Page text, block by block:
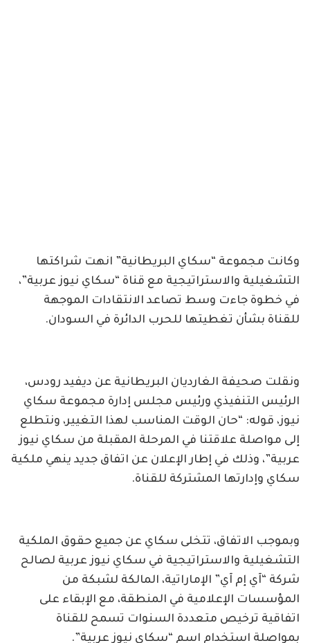
وكانت مجموعة “سكاي البريطانية” انهت شراكتها
التشغيلية والاستراتيجية مع قناة “سكاي نيوز عربية”،
في خطوة جاءت وسط تصاعد الانتقادات الموجهة
للقناة بشأن تغطيتها للحرب الدائرة في السودان.
ونقلت صحيفة الغارديان البريطانية عن ديفيد رودس،
الرئيس التنفيذي ورئيس مجلس إدارة مجموعة سكاي
نيوز، قوله: “حان الوقت المناسب لهذا التغيير، ونتطلع
إلى مواصلة علاقتنا في المرحلة المقبلة من سكاي نيوز
عربية”، وذلك في إطار الإعلان عن اتفاق جديد ينهي ملكية
سكاي وإدارتها المشتركة للقناة.
وبموجب الاتفاق، تتخلى سكاي عن جميع حقوق الملكية
التشغيلية والاستراتيجية في سكاي نيوز عربية لصالح
شركة “آي إم آي” الإماراتية، المالكة لشبكة من
المؤسسات الإعلامية في المنطقة، مع الإبقاء على
اتفاقية ترخيص متعددة السنوات تسمح للقناة
بمواصلة استخدام اسم “سكاي نيوز عربية”.